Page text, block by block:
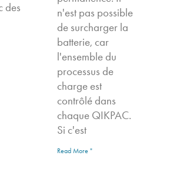
des
n'est pas possible
de surcharger la
batterie, car
l'ensemble du
processus de
charge est
contrôlé dans
chaque QIKPAC.
Si c'est
Read More "